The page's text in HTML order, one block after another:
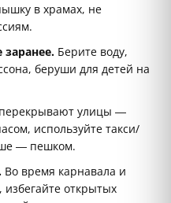
в храмах, не
Берите воду,
беруши для детей на
улицы —
используйте такси/
— пешком.
Во время карнавала и
открытых